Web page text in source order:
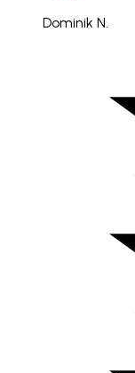
Dominik N.